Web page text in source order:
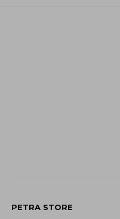
PETRA STORE